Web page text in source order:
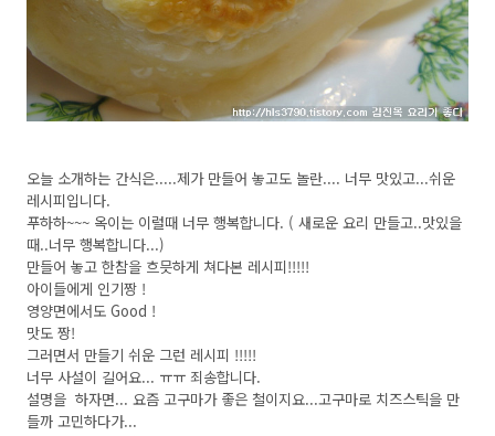
오늘 소개하는 간식은.....제가 만들어 놓고도 놀란.... 너무 맛있고...쉬운
레시피입니다.
푸하하~~~ 옥이는 이럴때 너무 행복합니다. ( 새로운 요리 만들고..맛있을
때..너무 행복합니다...)
만들어 놓고 한참을 흐믓하게 쳐다본 레시피!!!!!
아이들에게 인기짱 !
영양면에서도 Good !
맛도 짱!
그러면서 만들기 쉬운 그런 레시피 !!!!!
너무 사설이 길어요... ㅠㅠ 죄송합니다.
설명을 하자면... 요즘 고구마가 좋은 철이지요...고구마로 치즈스틱을 만
들까 고민하다가...